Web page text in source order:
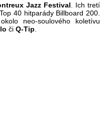
Jazz Festival . Ich tretí
40 hitparády Billboard 200.
neo-soulového koletívu
či Q-Tip